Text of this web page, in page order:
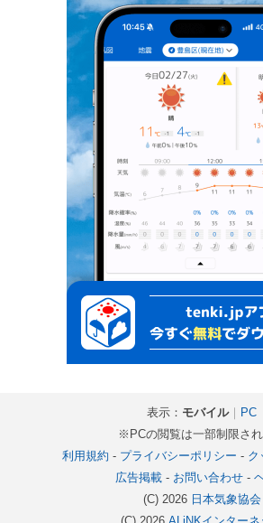
表示： モバイル｜ PC
※PCの閲覧は一部制限さ
利用規約 - プライバシーポリシー - ク
広告掲載- お問い合わせ-
(C) 2026 日本気象協会